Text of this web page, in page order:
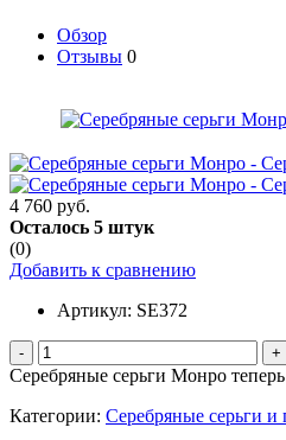
Обзор
Отзывы 0
4 760 руб.
Осталось 5 штук
(0)
Добавить к сравнению
Артикул: SE372
- +
Серебряные серьги Монро теперь
Категории: Серебряные серьги и